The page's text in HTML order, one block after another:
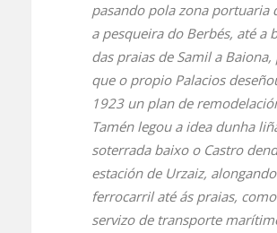
pasando pola zona portuaria
a pesqueira do Berbés, até a
das praias de Samil a Baiona,
que o propio Palacios
1923 un plan de
Tamén legou a idea dunha
soterrada baixo o Castro
estación de Urzaiz,
ferrocarril até ás praias,
servizo de transporte